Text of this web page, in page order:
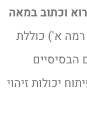
וכתוב במאה
א') כוללת
הבסיסיים
יכולות זיהוי